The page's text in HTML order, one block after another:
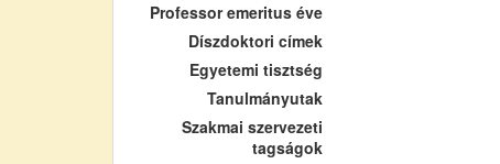
Professor emeritus éve
Díszdoktori címek
Egyetemi tisztség
Tanulmányutak
Szakmai szervezeti
tagságok